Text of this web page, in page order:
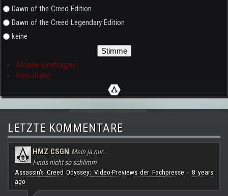
Dawn of the Creed Edition
Dawn of the Creed Legendary Edition
keine
Ältere Umfragen
Resultate
LETZTE KOMMENTARE
HMZ CSGN Mein ja nur..
Finds nicht so schlimm
Assassin's Creed Odyssey: Video-Previews der Fachpresse· 8 years
ago